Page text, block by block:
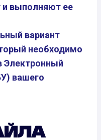
выполняют ее
вариант
необходимо
Электронный
вашего